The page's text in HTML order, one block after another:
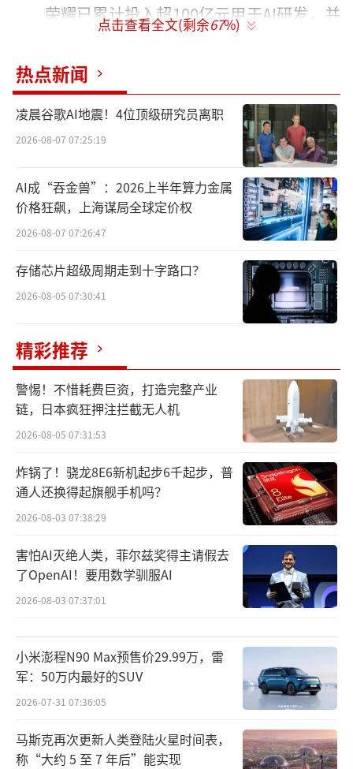
荣耀已累计投入超100亿元用于AI研发，并
于年初发布荣耀阿尔法战略。此次大会上，荣
耀宣布HONOR Connect正式升级为HONOR AI
Connect平台，标志着荣耀从“互联”迈
入“智联”新阶段。该平台为生态合作伙伴提
供智慧化的共享、入口的共享和生态的共享，
支持语音、视觉等多模态交互，并推出一系列
软硬一体化模组，实现即插即用的AI能力接
入。
荣耀产品线总裁方飞发布了八大AI场景化
生态解决方案，覆盖家居、车联、陪伴、宠
物、运动健康、教育、音频、办公等高频场
景。这些解决方案基于HONOR AI Connect平
台，实现主动感知、无缝流转的智慧体验。例
如，智能家居可通过YOYO智能体主动联动空
调、电视等高频设备；车联方案覆盖超过140个
品牌、10000种车型；潮玩陪伴、宠物健康等创
新场景融合了多模态情绪感知与反馈、MCP协
议与数字孪生技术。
点击查看全文(剩余67%)
热点新闻
凌晨谷歌AI地震！4位顶级研究员离职
2026-08-07 07:25:19
AI成“吞金兽”：2026上半年算力金属
价格狂飙，上海谋局全球定价权
2026-08-07 07:26:47
存储芯片超级周期走到十字路口？
2026-08-05 07:30:41
精彩推荐
警惕！不惜耗费巨资，打造完整产业
链，日本疯狂押注拦截无人机
2026-08-05 07:31:53
炸锅了！骁龙8E6新机起步6千起步，普
通人还换得起旗舰手机吗？
2026-08-03 07:38:29
害怕AI灭绝人类，菲尔兹奖得主请假去
了OpenAI！要用数学驯服AI
2026-08-03 07:37:01
小米澎程N90 Max预售价29.99万，雷
军：50万内最好的SUV
2026-07-31 07:36:05
马斯克再次更新人类登陆火星时间表，
称“大约 5 至 7 年后”能实现